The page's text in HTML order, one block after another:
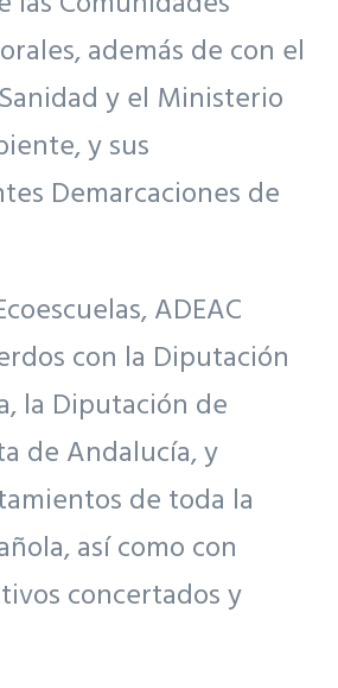
además de con el
y el Ministerio
y sus
Demarcaciones de
ADEAC
con la Diputación
la Diputación de
de Andalucía, y
de toda la
así como con
concertados y